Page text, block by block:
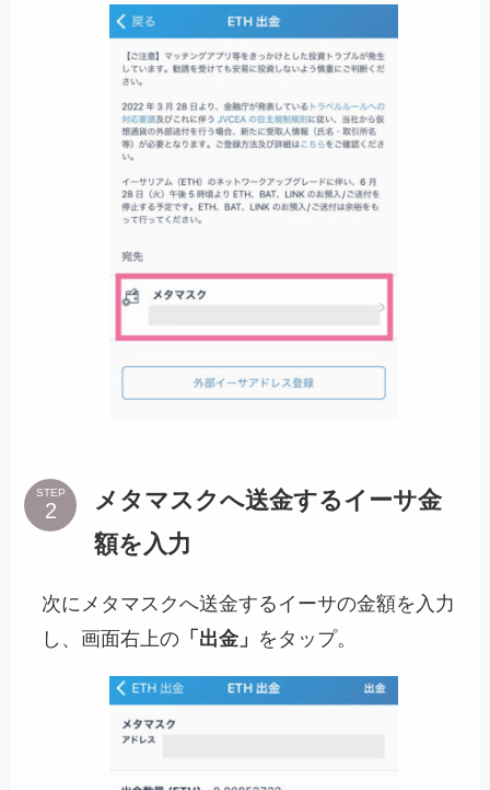
STEP
メタマスクへ送金するイーサ金
額を入力
次にメタマスクへ送金するイーサの金額を入力
し、画面右上の 「出金」 をタップ。